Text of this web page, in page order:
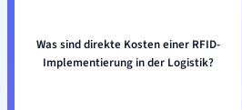
Was sind direkte Kosten einer RFID-
Implementierung in der Logistik?